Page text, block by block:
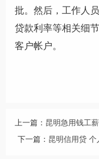
批。然后，工作人
贷款利率等相关细
客户帐户。
上一篇： 昆明急用钱工
下一篇： 昆明信用贷